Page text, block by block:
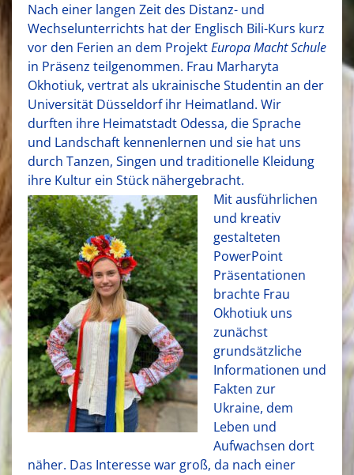
Nach einer langen Zeit des Distanz- und
Wechselunterrichts hat der Englisch Bili-Kurs kurz
vor den Ferien an dem ProjektEuropa Macht Schule
in Präsenz teilgenommen. Frau Marharyta
Okhotiuk, vertrat als ukrainische Studentin an der
Universität Düsseldorf ihr Heimatland. Wir
durften ihre Heimatstadt Odessa, die Sprache
und Landschaft kennenlernen und sie hat uns
durch Tanzen, Singen und traditionelle Kleidung
ihre Kultur ein Stück nähergebracht.
Mit ausführlichen
und kreativ
gestalteten
PowerPoint
Präsentationen
brachte Frau
Okhotiuk uns
zunächst
grundsätzliche
Informationen und
Fakten zur
Ukraine, dem
Leben und
Aufwachsen dort
näher. Das Interesse war groß, da nach einer